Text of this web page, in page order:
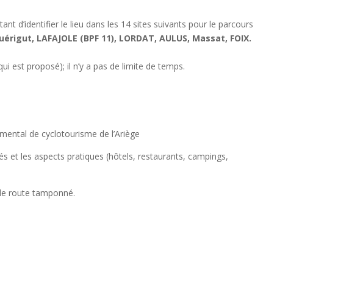
d’identifier le lieu dans les 14 sites suivants pour le parcours
LAFAJOLE (BPF 11), LORDAT, AULUS, Massat, FOIX.
est proposé); il n’y a pas de limite de temps.
de cyclotourisme de l’Ariège
et les aspects pratiques (hôtels, restaurants, campings,
route tamponné.